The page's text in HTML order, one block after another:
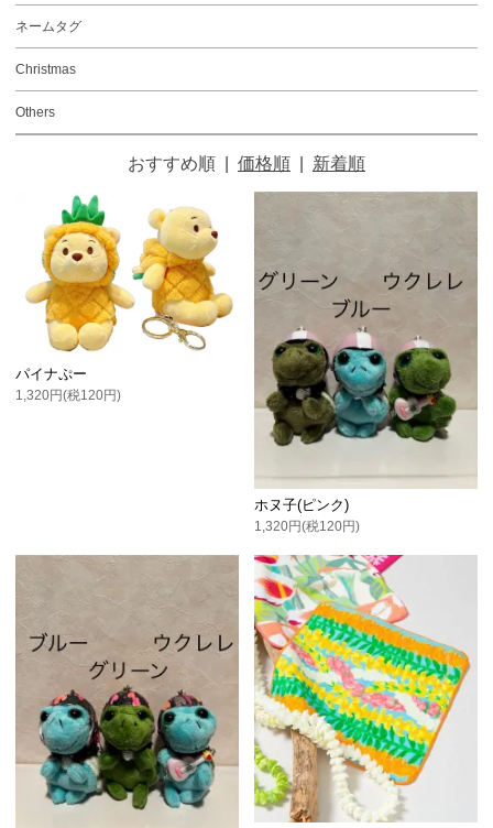
ネームタグ
Christmas
Others
おすすめ順 価格順 新着順
パイナぷー
1,320円(税120円)
ホヌ子(ピンク)
1,320円(税120円)